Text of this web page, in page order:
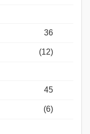
36
(12)
45
(6)